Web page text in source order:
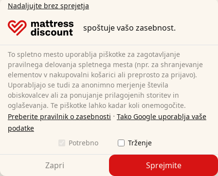
Material:
Brezplačna dostava
Na voljo takoj
Preberite več
Nadaljujte brez sprejetja
spoštuje vašo zasebnost.
To spletno mesto uporablja piškotke za zagotavljanje
pravilnega delovanja spletnega mesta (npr. za shranjevanje
elementov v nakupovalni košarici ali preprosto za prijavo).
Uporabljajo se tudi za anonimno merjenje števila
obiskovalcev ali za ponujanje prilagojenih storitev in
oglaševanja. Te piškotke lahko kadar koli onemogočite.
Preberite pravilnik o zasebnosti · Tako Google uporablja vaše
podatke
Potrebno
Trženje
Zapri Sprejmite